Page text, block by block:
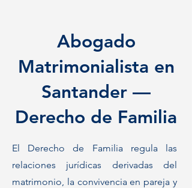
Abogado
Matrimonialista en
Santander —
Derecho de Familia
El Derecho de Familia regula las
relaciones jurídicas derivadas del
matrimonio, la convivencia en pareja y